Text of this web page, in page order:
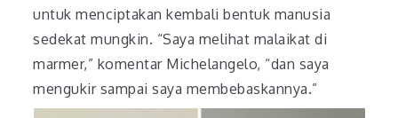
untuk menciptakan kembali bentuk manusia
sedekat mungkin. “Saya melihat malaikat di
marmer,” komentar Michelangelo, “dan saya
mengukir sampai saya membebaskannya.”